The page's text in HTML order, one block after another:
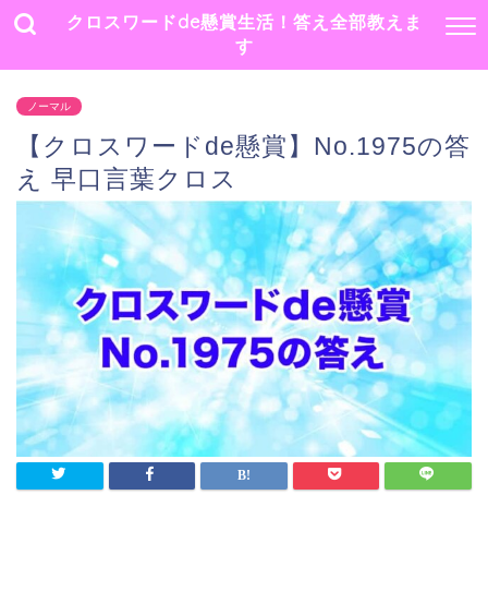
クロスワードde懸賞生活！答え全部教えま
す
ノーマル
【クロスワードde懸賞】No.1975の答
え 早口言葉クロス